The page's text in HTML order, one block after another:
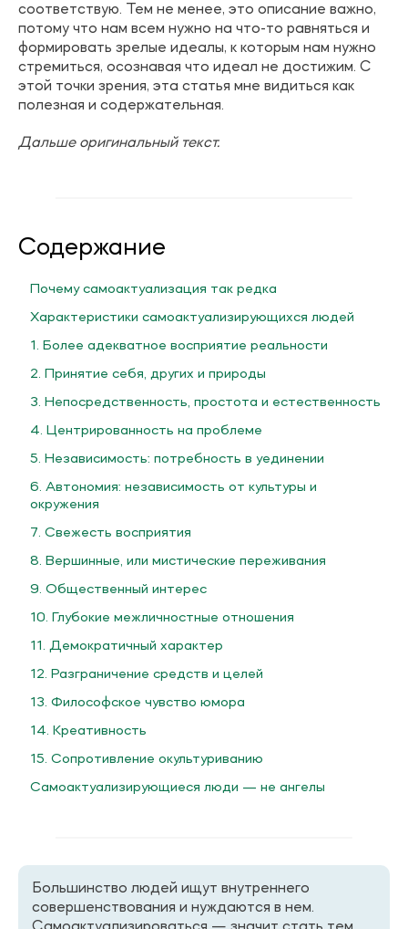
соответствую. Тем не менее, это описание важно,
потому что нам всем нужно на что-то равняться и
формировать зрелые идеалы, к которым нам нужно
стремиться, осознавая что идеал не достижим. С
этой точки зрения, эта статья мне видиться как
полезная и содержательная.
Дальше оригинальный текст.
Содержание
Почему самоактуализация так редка
Характеристики самоактуализирующихся людей
1. Более адекватное восприятие реальности
2. Принятие себя, других и природы
3. Непосредственность, простота и естественность
4. Центрированность на проблеме
5. Независимость: потребность в уединении
6. Автономия: независимость от культуры и
окружения
7. Свежесть восприятия
8. Вершинные, или мистические переживания
9. Общественный интерес
10. Глубокие межличностные отношения
11. Демократичный характер
12. Разграничение средств и целей
13. Философское чувство юмора
14. Креативность
15. Сопротивление окультуриванию
Самоактуализирующиеся люди — не ангелы
Большинство людей ищут внутреннего
совершенствования и нуждаются в нем.